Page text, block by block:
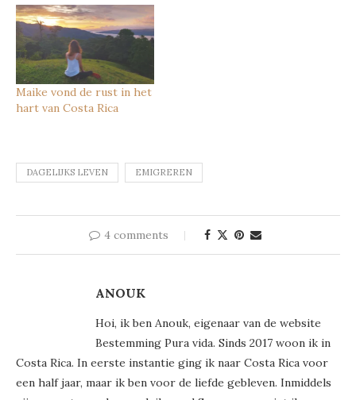
Maike vond de rust in het
hart van Costa Rica
DAGELIJKS LEVEN EMIGREREN
4 comments
ANOUK
Hoi, ik ben Anouk, eigenaar van de website
Bestemming Pura vida. Sinds 2017 woon ik in
Costa Rica. In eerste instantie ging ik naar Costa Rica voor
een half jaar, maar ik ben voor de liefde gebleven. Inmiddels